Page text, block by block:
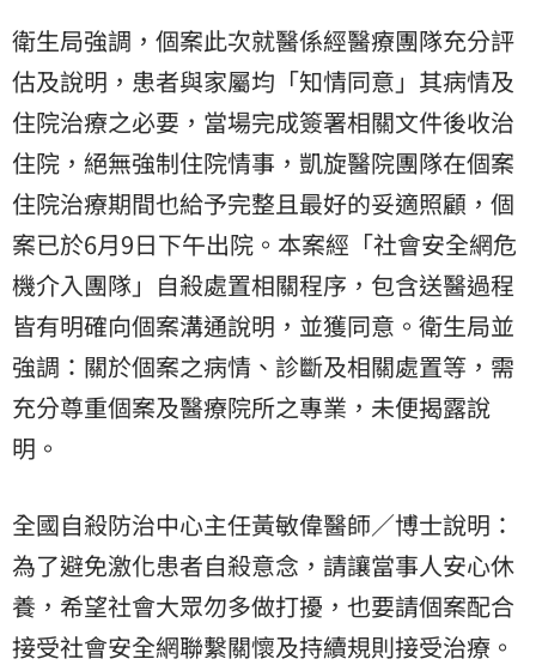
衛生局強調，個案此次就醫係經醫療團隊充分評
估及說明，患者與家屬均「知情同意」其病情及
住院治療之必要，當場完成簽署相關文件後收治
住院，絕無強制住院情事，凱旋醫院團隊在個案
住院治療期間也給予完整且最好的妥適照顧，個
案已於6月9日下午出院。本案經「社會安全網危
機介入團隊」自殺處置相關程序，包含送醫過程
皆有明確向個案溝通說明，並獲同意。衛生局並
強調：關於個案之病情、診斷及相關處置等，需
充分尊重個案及醫療院所之專業，未便揭露說
明。
全國自殺防治中心主任黃敏偉醫師／博士說明：
為了避免激化患者自殺意念，請讓當事人安心休
養，希望社會大眾勿多做打擾，也要請個案配合
接受社會安全網聯繫關懷及持續規則接受治療。